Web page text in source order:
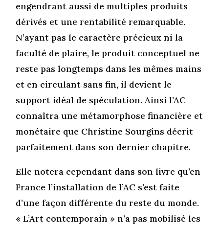
engendrant aussi de multiples produits
dérivés et une rentabilité remarquable.
N’ayant pas le caractère précieux ni la
faculté de plaire, le produit conceptuel ne
reste pas longtemps dans les mêmes mains
et en circulant sans fin, il devient le
support idéal de spéculation. Ainsi l’AC
connaîtra une métamorphose financière et
monétaire que Christine Sourgins décrit
parfaitement dans son dernier chapitre.
Elle notera cependant dans son livre qu’en
France l’installation de l’AC s’est faite
d’une façon différente du reste du monde.
« L’Art contemporain » n’a pas mobilisé les